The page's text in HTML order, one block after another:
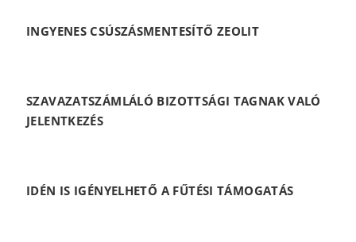
INGYENES CSÚSZÁSMENTESÍTŐ ZEOLIT
SZAVAZATSZÁMLÁLÓ BIZOTTSÁGI TAGNAK VALÓ
JELENTKEZÉS
IDÉN IS IGÉNYELHETŐ A FŰTÉSI TÁMOGATÁS